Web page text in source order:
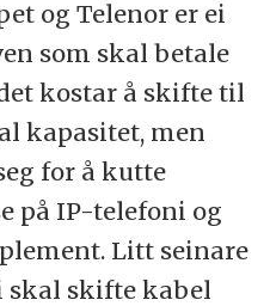
og Telenor er ei
som skal betale
kostar å skifte til
kapasitet, men
for å kutte
på IP-telefoni og
Litt seinare
skal skifte kabel